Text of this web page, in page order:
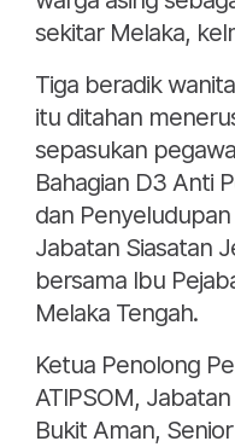
sekitar Melaka,
Tiga beradik
itu ditahan
sepasukan
Bahagian D3 Anti
dan
Jabatan Siasatan
bersama Ibu
Melaka Tengah.
Ketua Penolong
ATIPSOM,
Bukit Aman,